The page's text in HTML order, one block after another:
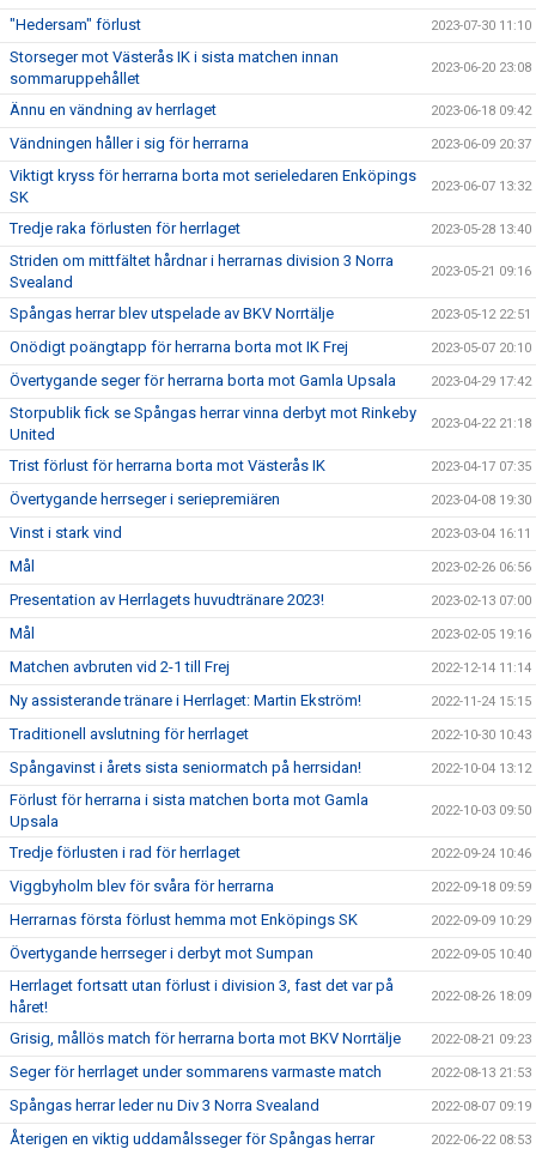
"Hedersam" förlust 2023-07-30 11:10
Storseger mot Västerås IK i sista matchen innan
sommaruppehållet
2023-06-20 23:08
Ännu en vändning av herrlaget 2023-06-18 09:42
Vändningen håller i sig för herrarna 2023-06-09 20:37
Viktigt kryss för herrarna borta mot serieledaren Enköpings
SK
2023-06-07 13:32
Tredje raka förlusten för herrlaget 2023-05-28 13:40
Striden om mittfältet hårdnar i herrarnas division 3 Norra
Svealand
2023-05-21 09:16
Spångas herrar blev utspelade av BKV Norrtälje 2023-05-12 22:51
Onödigt poängtapp för herrarna borta mot IK Frej 2023-05-07 20:10
Övertygande seger för herrarna borta mot Gamla Upsala 2023-04-29 17:42
Storpublik fick se Spångas herrar vinna derbyt mot Rinkeby
United
2023-04-22 21:18
Trist förlust för herrarna borta mot Västerås IK 2023-04-17 07:35
Övertygande herrseger i seriepremiären 2023-04-08 19:30
Vinst i stark vind 2023-03-04 16:11
Mål 2023-02-26 06:56
Presentation av Herrlagets huvudtränare 2023! 2023-02-13 07:00
Mål 2023-02-05 19:16
Matchen avbruten vid 2-1 till Frej 2022-12-14 11:14
Ny assisterande tränare i Herrlaget: Martin Ekström! 2022-11-24 15:15
Traditionell avslutning för herrlaget 2022-10-30 10:43
Spångavinst i årets sista seniormatch på herrsidan! 2022-10-04 13:12
Förlust för herrarna i sista matchen borta mot Gamla
Upsala
2022-10-03 09:50
Tredje förlusten i rad för herrlaget 2022-09-24 10:46
Viggbyholm blev för svåra för herrarna 2022-09-18 09:59
Herrarnas första förlust hemma mot Enköpings SK 2022-09-09 10:29
Övertygande herrseger i derbyt mot Sumpan 2022-09-05 10:40
Herrlaget fortsatt utan förlust i division 3, fast det var på
håret!
2022-08-26 18:09
Grisig, mållös match för herrarna borta mot BKV Norrtälje 2022-08-21 09:23
Seger för herrlaget under sommarens varmaste match 2022-08-13 21:53
Spångas herrar leder nu Div 3 Norra Svealand 2022-08-07 09:19
Återigen en viktig uddamålsseger för Spångas herrar 2022-06-22 08:53